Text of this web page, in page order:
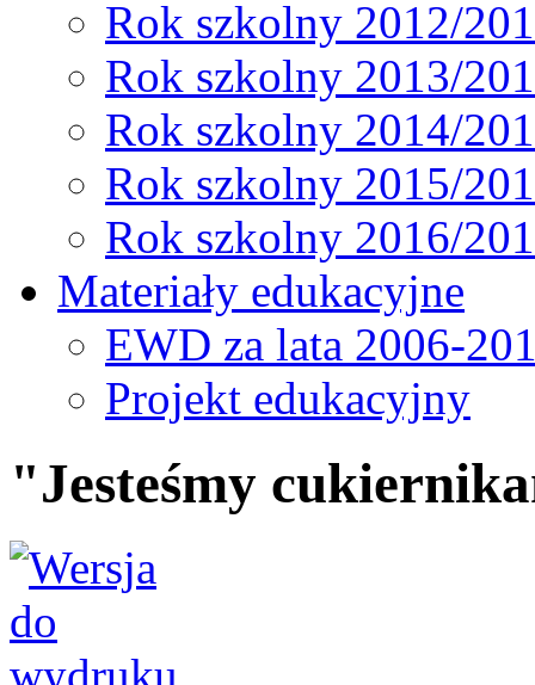
Rok szkolny 2012/
Rok szkolny 2013/
Rok szkolny 2014/
Rok szkolny 2015/
Rok szkolny 2016/
Materiały edukacyjne
EWD za lata 2006-
Projekt edukacyjny
"Jesteśmy